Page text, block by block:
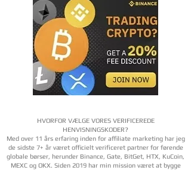
HVORFOR VÆLGE VORES VERIFICEREDE
HENVISNINGSKODER?
Med over 11 års erfaring inden for affiliate marketing har jeg
de sidste 7+ år været officielt verificeret partner for førende
globale børser, herunder Binance, Gate, BitGet, HTX, KuCoin,
MEXC og OKX. Siden 2019 har min mission været at bygge